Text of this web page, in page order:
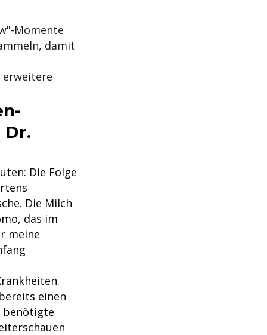
Momente
damit
erweitere
Dr.
Die Folge
Die Milch
das im
meine
einen
benötigte